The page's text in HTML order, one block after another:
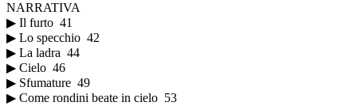
NARRATIVA
▶ Il furto 41
▶ Lo specchio 42
▶ La ladra 44
▶ Cielo 46
▶ Sfumature 49
▶ Come rondini beate in cielo 53